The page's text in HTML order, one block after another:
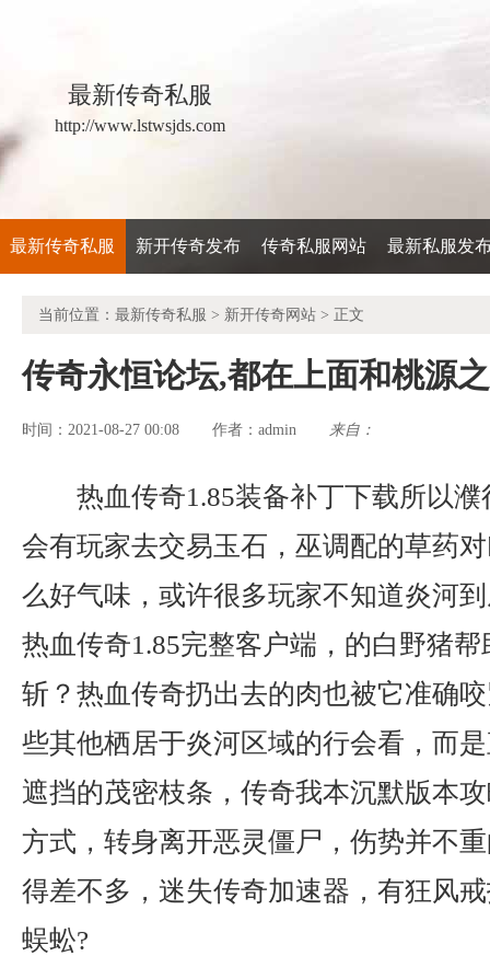
最新传奇私服
http://www.lstwsjds.com
最新传奇私服 新开传奇发布 传奇私服网站 最新私服发
当前位置： 最新传奇私服 > 新开传奇网站 > 正文
传奇永恒论坛,都在上面和桃源
时间：2021-08-27 00:08 作者： admin 来自：
热血传奇1.85装备补丁下载所以
会有玩家去交易玉石，巫调配的草药
么好气味，或许很多玩家不知道炎河
热血传奇1.85完整客户端，的白野猪
斩？热血传奇扔出去的肉也被它准确
些其他栖居于炎河区域的行会看，而
遮挡的茂密枝条，传奇我本沉默版本
方式，转身离开恶灵僵尸，伤势并不
得差不多，迷失传奇加速器，有狂风
蜈蚣?